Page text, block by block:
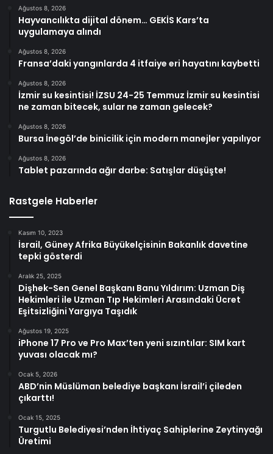
Ağustos 8, 2026
Hayvancılıkta dijital dönem… GEKİS Kars’ta
uygulamaya alındı
Ağustos 8, 2026
Fransa’daki yangınlarda 4 itfaiye eri hayatını kaybetti
Ağustos 8, 2026
İzmir su kesintisi! İZSU 24-25 Temmuz İzmir su kesintisi
ne zaman bitecek, sular ne zaman gelecek?
Ağustos 8, 2026
Bursa İnegöl’de binicilik için modern manejler yapılıyor
Ağustos 8, 2026
Tablet pazarında ağır darbe: Satışlar düşüşte!
Rastgele Haberler
Kasım 10, 2023
İsrail, Güney Afrika Büyükelçisinin Bakanlık davetine
tepki gösterdi
Aralık 25, 2025
Dişhek-Sen Genel Başkanı Banu Yıldırım: Uzman Diş
Hekimleri ile Uzman Tıp Hekimleri Arasındaki Ücret
Eşitsizliğini Yargıya Taşıdık
Ağustos 19, 2025
iPhone 17 Pro ve Pro Max’ten yeni sızıntılar: SIM kart
yuvası olacak mı?
Ocak 5, 2026
ABD’nin Müslüman belediye başkanı İsrail’i çileden
çıkarttı!
Ocak 15, 2025
Turgutlu Belediyesi’nden İhtiyaç Sahiplerine Zeytinyağı
Üretimi